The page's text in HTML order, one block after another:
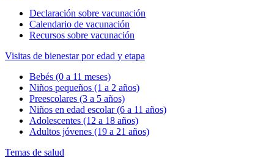
Declaración sobre vacunación
Calendario de vacunación
Recursos sobre vacunación
Visitas de bienestar por edad y etapa
Bebés (0 a 11 meses)
Niños pequeños (1 a 2 años)
Preescolares (3 a 5 años)
Niños en edad escolar (6 a 11 años)
Adolescentes (12 a 18 años)
Adultos jóvenes (19 a 21 años)
Temas de salud